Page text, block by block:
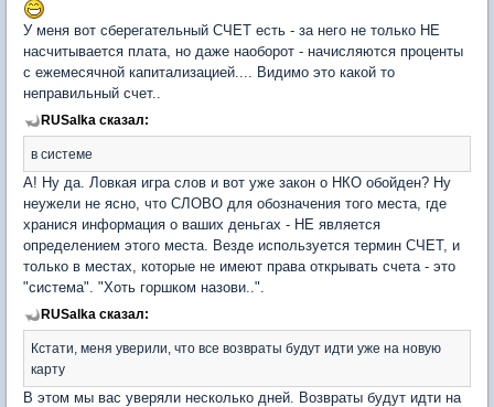
У меня вот сберегательный СЧЕТ есть - за него не только НЕ
насчитывается плата, но даже наоборот - начисляются проценты
с ежемесячной капитализацией.... Видимо это какой то
неправильный счет..
RUSalka сказал:
в системе
А! Ну да. Ловкая игра слов и вот уже закон о НКО обойден? Ну
неужели не ясно, что СЛОВО для обозначения того места, где
хранися информация о ваших деньгах - НЕ является
определением этого места. Везде используется термин СЧЕТ, и
только в местах, которые не имеют права открывать счета - это
"система". "Хоть горшком назови..".
RUSalka сказал:
Кстати, меня уверили, что все возвраты будут идти уже на новую
карту
В этом мы вас уверяли несколько дней. Возвраты будут идти на